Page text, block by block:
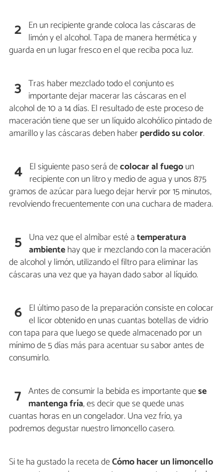
2 En un recipiente grande coloca las cáscaras de
limón y el alcohol. Tapa de manera hermética y
guarda en un lugar fresco en el que reciba poca luz.
3 Tras haber mezclado todo el conjunto es
importante dejar macerar las cáscaras en el
alcohol de 10 a 14 días. El resultado de este proceso de
maceración tiene que ser un líquido alcohólico pintado de
amarillo y las cáscaras deben haberperdido su color.
4 El siguiente paso será decolocar al fuegoun
recipiente con un litro y medio de agua y unos 875
gramos de azúcar para luego dejar hervir por 15 minutos,
revolviendo frecuentemente con una cuchara de madera.
5 Una vez que el almíbar esté atemperatura
ambientehay que ir mezclando con la maceración
de alcohol y limón, utilizando el filtro para eliminar las
cáscaras una vez que ya hayan dado sabor al líquido.
6 El último paso de la preparación consiste en colocar
el licor obtenido en unas cuantas botellas de vidrio
con tapa para que luego se quede almacenado por un
mínimo de 5 días más para acentuar su sabor antes de
consumirlo.
7 Antes de consumir la bebida es importante quese
mantenga fría, es decir que se quede unas
cuantas horas en un congelador. Una vez frío, ya
podremos degustar nuestro limoncello casero.
Si te ha gustado la receta deCómo hacer un limoncello